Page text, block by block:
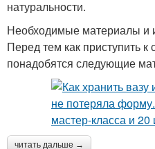
натуральности.
Необходимые материалы и
Перед тем как приступить
понадобятся следующие
читать дальше →